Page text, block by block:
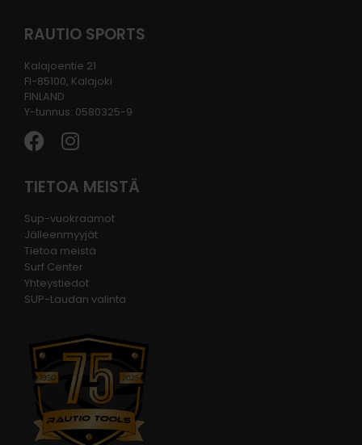
RAUTIO SPORTS
Kalajoentie 21
FI-85100, Kalajoki
FINLAND
Y-tunnus: 0580325-9
TIETOA MEISTÄ
Sup-vuokraamot
Jälleenmyyjät
Tietoa meistä
Surf Center
Yhteystiedot
SUP-Laudan valinta